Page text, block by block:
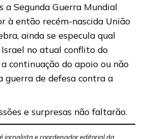
a Segunda Guerra Mundial
à então recém-nascida União
ainda se especula qual
no atual conflito do
continuação do apoio ou não
guerra de defesa contra a
e surpresas não faltarão.
jornalista e coordenador editorial da